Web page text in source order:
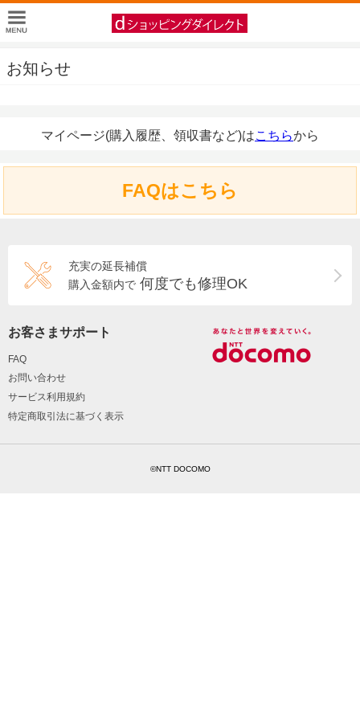
お知らせ
マイページ(購入履歴、領収書など)はこちらから
FAQはこちら
充実の延長補償
購入金額内で 何度でも修理OK
お客さまサポート
FAQ
お問い合わせ
サービス利用規約
特定商取引法に基づく表示
©NTT DOCOMO